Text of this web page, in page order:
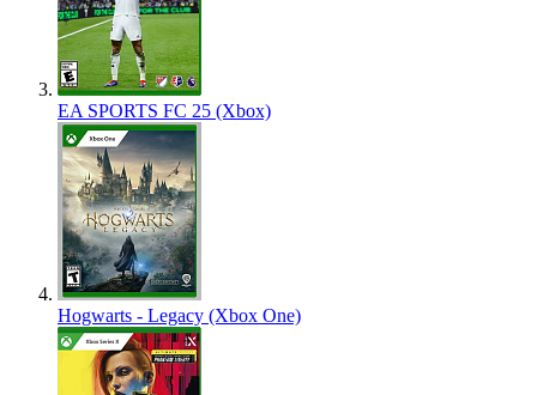
EA SPORTS FC 25 (Xbox)
Hogwarts - Legacy (Xbox One)